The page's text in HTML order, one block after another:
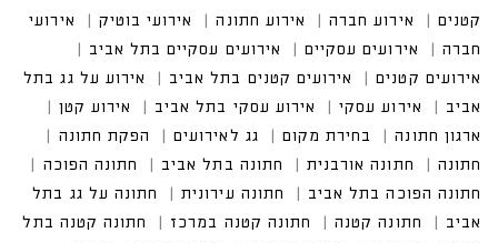
אירוע חברה
אירוע חתונה
אירועי בוטיק
אירועים עסקיים
אירועים עסקיים בתל אביב
אירועים קטנים בתל אביב
אירוע על גג בתל אביב
אירוע עסקי בתל אביב